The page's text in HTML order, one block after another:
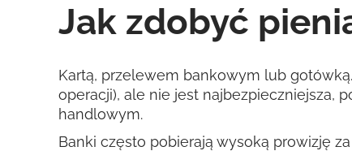
Jak zdobyć
Kartą, przelewem bankowym lub
operacji), ale nie jest najbezpieczniejsza,
handlowym.
Banki często pobierają wysoką prowizję